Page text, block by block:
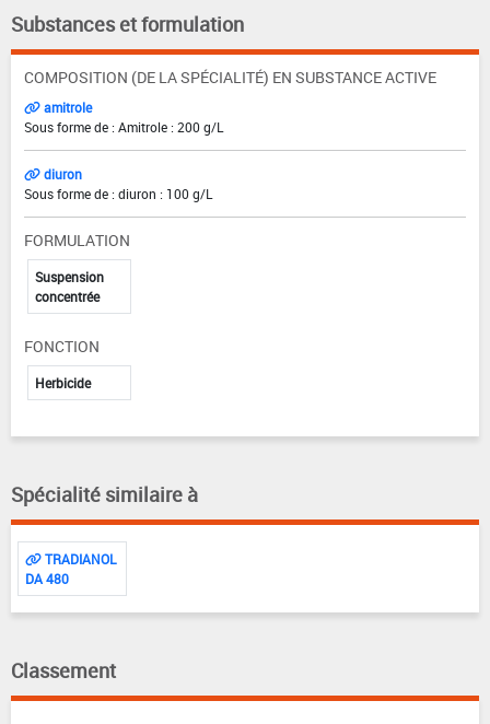
Substances et formulation
COMPOSITION (DE LA SPÉCIALITÉ) EN SUBSTANCE ACTIVE
amitrole
Sous forme de : Amitrole : 200 g/L
diuron
Sous forme de : diuron : 100 g/L
FORMULATION
Suspension
concentrée
FONCTION
Herbicide
Spécialité similaire à
TRADIANOL
DA 480
Classement